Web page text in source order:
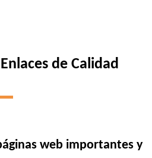
de Calidad
web importantes y